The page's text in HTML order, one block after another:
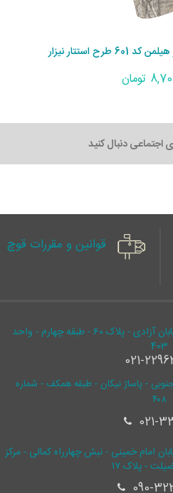
استتار نیزار
تومان
اجتماعی دنبال کنید
قوانین و مقررات قوچ
میدان هروی - خیابان آزادی - پلاک 60 - طبقه چهارم - واحد
403
021-
- پاساژ نیکان - طبقه همکف - شماره
۴۰۸
021-
امام خمینی - نبش چهارراه کمالی - مرکز
- پلاک ۱۷
090-